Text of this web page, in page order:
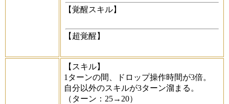
【覚醒スキル】
【超覚醒】
【スキル】
1ターンの間、ドロップ操作時間が3倍。
自分以外のスキルが3ターン溜まる。
（ターン：25→20）